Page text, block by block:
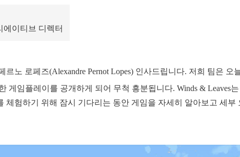
에이티브 디렉터
르노 로페즈(Alexandre Pernot Lopes) 인사드립니다. 저희 팀은 오
게임플레이를 공개하게 되어 무척 흥분됩니다. Winds & Leaves는
체험하기 위해 잠시 기다리는 동안 게임을 자세히 알아보고 세부